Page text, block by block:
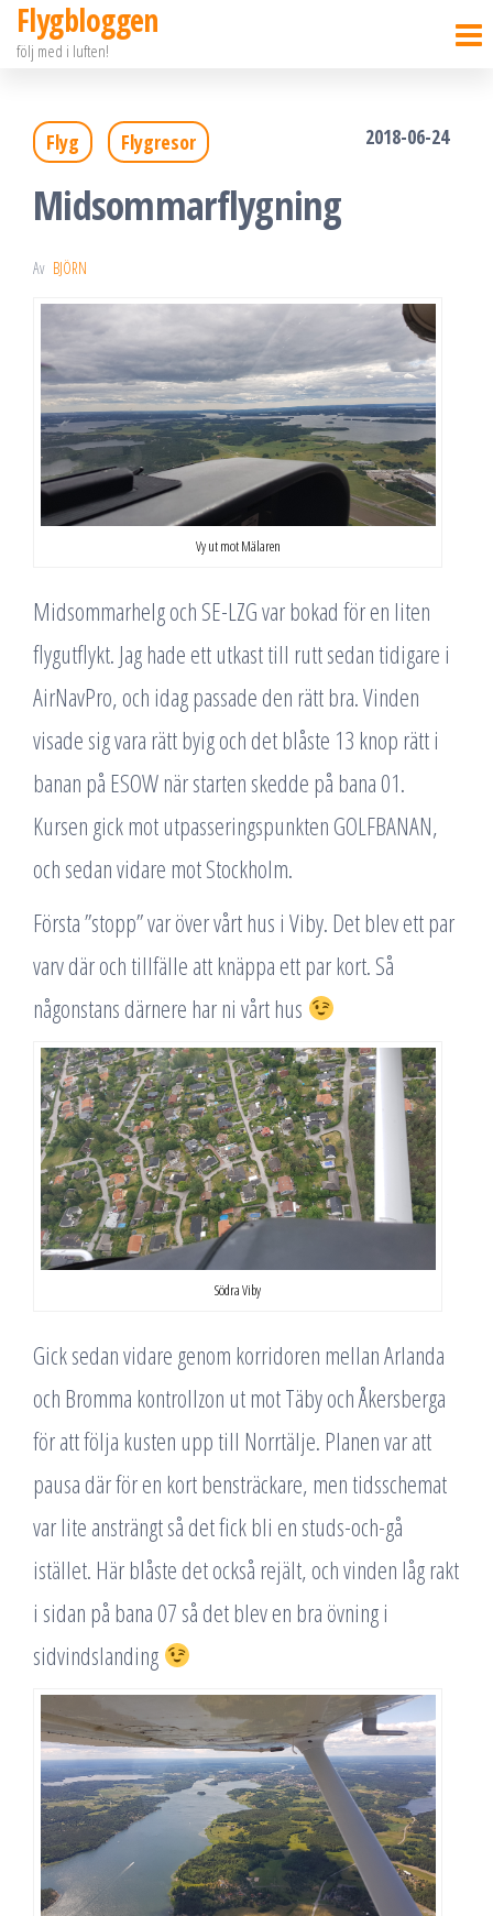
Hoppa
till
Flygbloggen
följ med i luften!
Flyg Flygresor 2018-06-24
Midsommarflygning
Av BJÖRN
Vy ut mot Mälaren
Midsommarhelg och SE-LZG var bokad för en liten
flygutflykt. Jag hade ett utkast till rutt sedan tidigare i
AirNavPro, och idag passade den rätt bra. Vinden
visade sig vara rätt byig och det blåste 13 knop rätt i
banan på ESOW när starten skedde på bana 01.
Kursen gick mot utpasseringspunkten GOLFBANAN,
och sedan vidare mot Stockholm.
Första ”stopp” var över vårt hus i Viby. Det blev ett par
varv där och tillfälle att knäppa ett par kort. Så
någonstans därnere har ni vårt hus
Södra Viby
Gick sedan vidare genom korridoren mellan Arlanda
och Bromma kontrollzon ut mot Täby och Åkersberga
för att följa kusten upp till Norrtälje. Planen var att
pausa där för en kort bensträckare, men tidsschemat
var lite ansträngt så det fick bli en studs-och-gå
istället. Här blåste det också rejält, och vinden låg rakt
i sidan på bana 07 så det blev en bra övning i
sidvindslanding